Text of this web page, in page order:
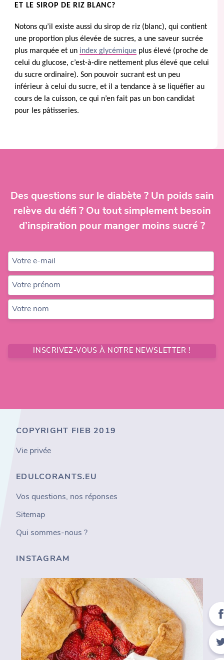
ET LE SIROP DE RIZ BLANC?
Notons qu’il existe aussi du sirop de riz (blanc), qui contient
une proportion plus élevée de sucres, a une saveur sucrée
plus marquée et un index glycémique plus élevé (proche de
celui du glucose, c’est-à-dire nettement plus élevé que celui
du sucre ordinaire). Son pouvoir sucrant est un peu
inférieur à celui du sucre, et il a tendance à se liquéfier au
cours de la cuisson, ce qui n’en fait pas un bon candidat
pour les pâtisseries.
Des questions sur le diabète ? Un poids sain
relève du défi ? Ou tout simplement besoin
d’inspiration pour manger moins sucré ?
Votre e-mail
Votre prénom
Votre nom
INSCRIVEZ-VOUS À NOTRE NEWSLETTER !
COPYRIGHT FIEB 2019
Vie privée
EDULCORANTS.EU
Vos questions, nos réponses
Sitemap
Qui sommes-nous ?
INSTAGRAM